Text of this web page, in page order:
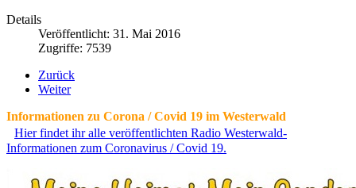
Details
Veröffentlicht: 31. Mai 2016
Zugriffe: 7539
Zurück
Weiter
Informationen zu Corona / Covid 19 im Westerwald
Hier findet ihr alle veröffentlichten Radio Westerwald-
Informationen zum Coronavirus / Covid 19.